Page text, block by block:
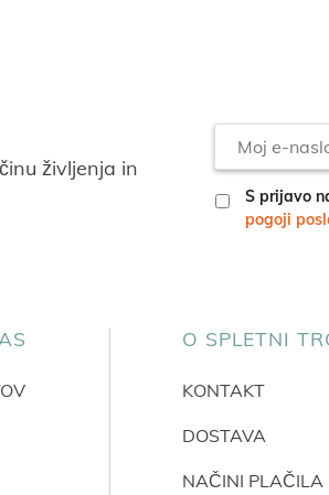
življenja in
S prijavo
pogoji
O SPLETNI
KONTAKT
DOSTAVA
NAČINI PLAČILA